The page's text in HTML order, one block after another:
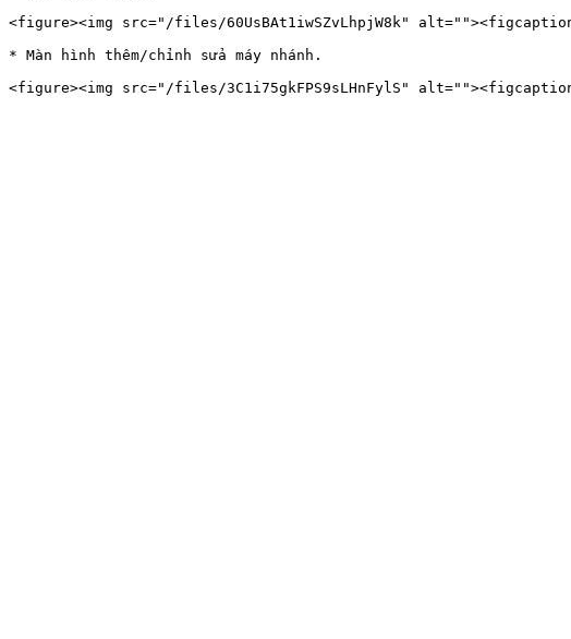
<figure><img src="/files/60UsBAt1iwSZvLhpjW8k"
* Màn hình thêm/chỉnh sửa máy nhánh.